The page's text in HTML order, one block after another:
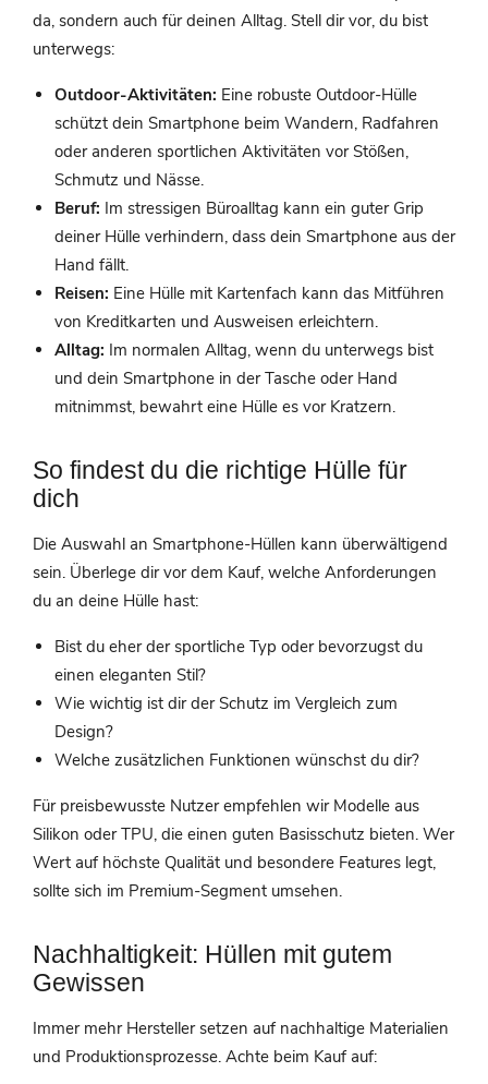
da, sondern auch für deinen Alltag. Stell dir vor, du bist
unterwegs:
Outdoor-Aktivitäten: Eine robuste Outdoor-Hülle
schützt dein Smartphone beim Wandern, Radfahren
oder anderen sportlichen Aktivitäten vor Stößen,
Schmutz und Nässe.
Beruf: Im stressigen Büroalltag kann ein guter Grip
deiner Hülle verhindern, dass dein Smartphone aus der
Hand fällt.
Reisen: Eine Hülle mit Kartenfach kann das Mitführen
von Kreditkarten und Ausweisen erleichtern.
Alltag: Im normalen Alltag, wenn du unterwegs bist
und dein Smartphone in der Tasche oder Hand
mitnimmst, bewahrt eine Hülle es vor Kratzern.
So findest du die richtige Hülle für
dich
Die Auswahl an Smartphone-Hüllen kann überwältigend
sein. Überlege dir vor dem Kauf, welche Anforderungen
du an deine Hülle hast:
Bist du eher der sportliche Typ oder bevorzugst du
einen eleganten Stil?
Wie wichtig ist dir der Schutz im Vergleich zum
Design?
Welche zusätzlichen Funktionen wünschst du dir?
Für preisbewusste Nutzer empfehlen wir Modelle aus
Silikon oder TPU, die einen guten Basisschutz bieten. Wer
Wert auf höchste Qualität und besondere Features legt,
sollte sich im Premium-Segment umsehen.
Nachhaltigkeit: Hüllen mit gutem
Gewissen
Immer mehr Hersteller setzen auf nachhaltige Materialien
und Produktionsprozesse. Achte beim Kauf auf: